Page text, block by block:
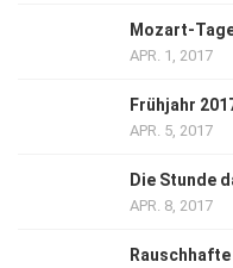
Mozart-
APR. 1, 2017
Frühjahr
APR. 5, 2017
Die Stunde
APR. 8, 2017